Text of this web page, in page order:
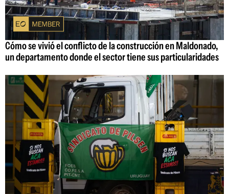
Cómo se vivió el conflicto de la construcción en Maldonado,
un departamento donde el sector tiene sus particularidades